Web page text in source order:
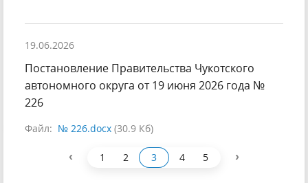
19.06.2026
Постановление Правительства Чукотского
автономного округа от 19 июня 2026 года №
226
Файл: № 226.docx (30.9 Кб)
‹ 1 2 3 4 5 ›